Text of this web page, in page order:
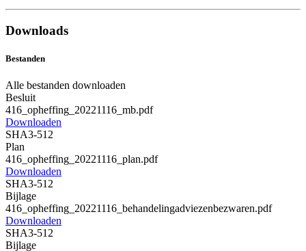
Downloads
Bestanden
Alle bestanden downloaden
Besluit
416_opheffing_20221116_mb.pdf
Downloaden
SHA3-512
Plan
416_opheffing_20221116_plan.pdf
Downloaden
SHA3-512
Bijlage
416_opheffing_20221116_behandelingadviezenbezwaren.pdf
Downloaden
SHA3-512
Bijlage